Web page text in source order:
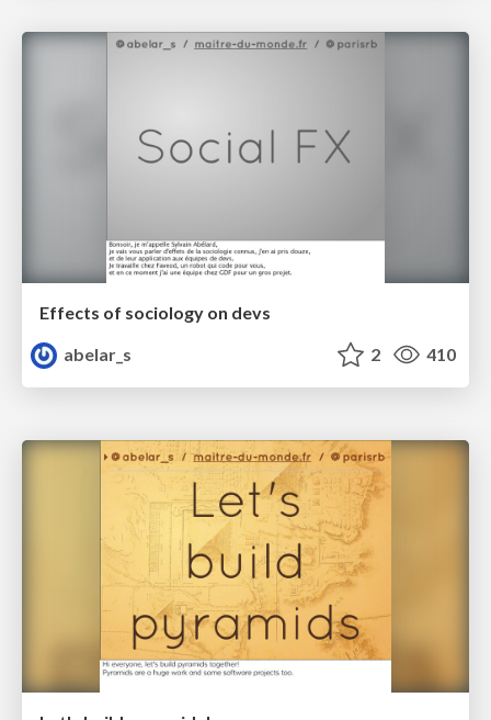
Effects of sociology on devs
abelar_s
2 410